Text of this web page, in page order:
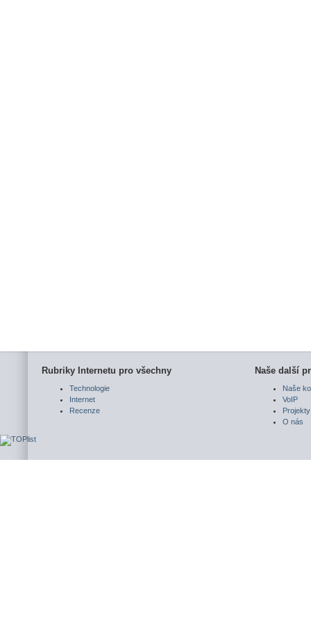
Rubriky Internetu pro všechny
Technologie
Internet
Recenze
Naše další
Naše
VoIP
Projekty
O nás